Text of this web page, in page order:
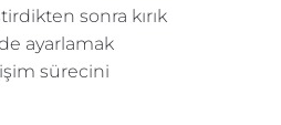
sonra kırık
ayarlamak
sürecini